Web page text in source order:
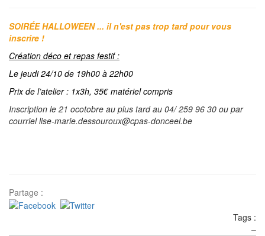
SOIRÉE HALLOWEEN ... il n'est pas trop tard pour vous
inscrire !
Création déco et repas festif :
Le jeudi 24/10 de 19h00 à 22h00
Prix de l’atelier : 1x3h, 35€ matériel compris
Inscription le 21 ocotobre au plus tard au 04/ 259 96 30 ou par
courriel lise-marie.dessouroux@cpas-donceel.be
Partage :
Tags :
–